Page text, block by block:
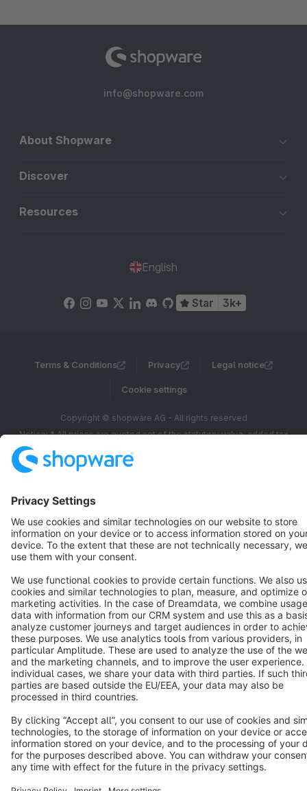
info@shopware.com
About Shopware
Discover
Resources
English
Star 3k+
Terms & Conditions Privacy Legal notice
Cookie settings
Copyright © shopware AG - All rights reserved
Notice: * All prices are quoted net of the statutory value-added tax